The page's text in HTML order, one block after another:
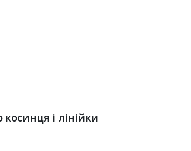
і лінійки